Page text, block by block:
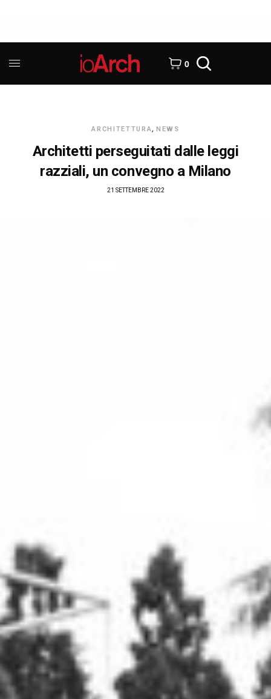
0
ARCHITETTURA, NEWS
Architetti perseguitati dalle leggi
razziali, un convegno a Milano
21 SETTEMBRE 2022